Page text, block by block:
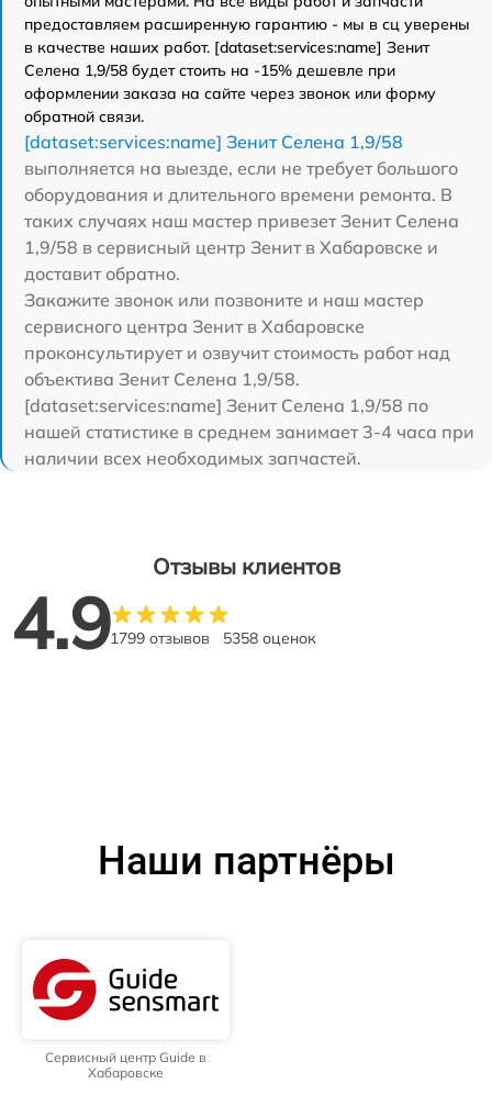
предоставляем расширенную гарантию - мы в сц уверены
в качестве наших работ. [dataset:services:name] Зенит
Селена 1,9/58 будет стоить на -15% дешевле при
оформлении заказа на сайте через звонок или форму
обратной связи.
[dataset:services:name] Зенит Селена 1,9/58
выполняется на выезде, если не требует большого
оборудования и длительного времени ремонта. В
таких случаях наш мастер привезет Зенит Селена
1,9/58 в сервисный центр Зенит в Хабаровске и
доставит обратно.
Закажите звонок или позвоните и наш мастер
сервисного центра Зенит в Хабаровске
проконсультирует и озвучит стоимость работ над
объектива Зенит Селена 1,9/58.
[dataset:services:name] Зенит Селена 1,9/58 по
нашей статистике в среднем занимает 3-4 часа при
наличии всех необходимых запчастей.
Отзывы клиентов
4.91799 отзывов 5358 оценок
Наши партнёры
Сервисный центр Guide в
Хабаровске